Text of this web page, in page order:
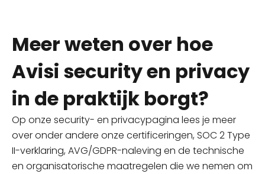
Meer weten over hoe
Avisi security en privacy
in de praktijk borgt?
Op onze security- en privacypagina lees je meer
over onder andere onze certificeringen, SOC 2 Type
II-verklaring, AVG/GDPR-naleving en de technische
en organisatorische maatregelen die we nemen om